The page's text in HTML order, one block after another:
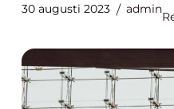
30 augusti 2023 admin